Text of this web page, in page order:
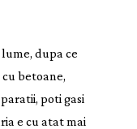
dupa ce
betoane,
poti gasi
e cu atat mai